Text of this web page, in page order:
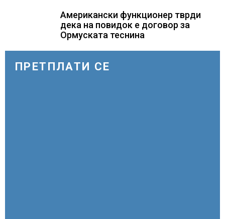
загинувањето на десетмината
прилепски бранители
Американски функционер тврди
дека на повидок е договор за
Ормуската теснина
ПРЕТПЛАТИ СЕ